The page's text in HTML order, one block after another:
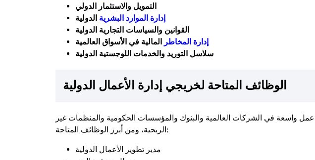
التمويل والاستثمار الدولي
إدارة الموارد البشرية الدولية
القوانين والسياسات التجارية الدولية
إدارة المخاطر المالية في الأسواق العالمية
سلاسل التوريد والخدمات اللوجستية الدولية
الوظائف المتاحة لخريجي إدارة الأعمال الدولية
واسعة في الشركات العالمية والبنوك والمؤسسات الحكومية والمنظمات غير
الربحية، ومن أبرز الوظائف المتاحة:
مدير تطوير الأعمال الدولية